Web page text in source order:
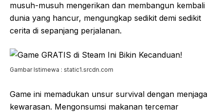
musuh-musuh mengerikan dan membangun kembali
dunia yang hancur, mengungkap sedikit demi sedikit
cerita di sepanjang perjalanan.
Gambar Istimewa : static1.srcdn.com
Game ini memadukan unsur survival dengan menjaga
kewarasan. Mengonsumsi makanan tercemar